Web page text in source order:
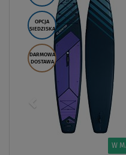
OPCJA
SIEDZISKA
DARMOWA
DOSTAWA
W